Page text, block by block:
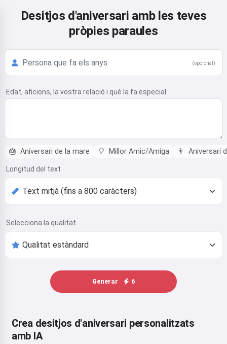
Desitjos d'aniversari amb les teves
pròpies paraules
(opcional)
Edat, aficions, la vostra relació i què la fa especial
🎂 Aniversari de la mare 🎈 Millor Amic/Amiga 👨 Aniversari
Longitud del text
Selecciona la qualitat
Generar 6
Crea desitjos d'aniversari personalitzats
amb IA